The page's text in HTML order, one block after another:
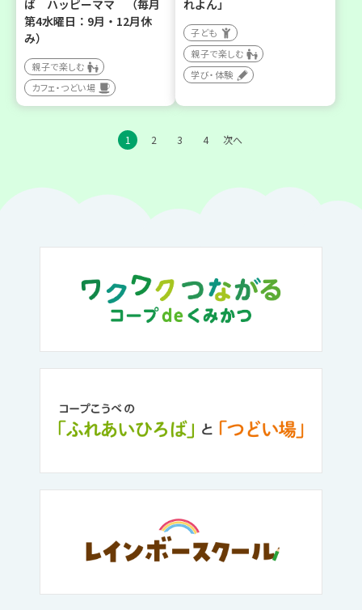
ば ハッピーママ （毎月
第4水曜日：9月・12月休
み）
親子で楽しむ
カフェ・つどい場
れよん」
子ども
親子で楽しむ
学び・体験
1 2 3 4 次へ